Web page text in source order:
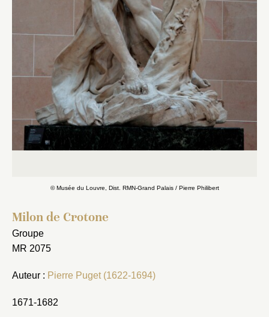
© Musée du Louvre, Dist. RMN-Grand Palais / Pierre Philibert
Milon de Crotone
Groupe
MR 2075
Auteur : Pierre Puget (1622-1694)
1671-1682